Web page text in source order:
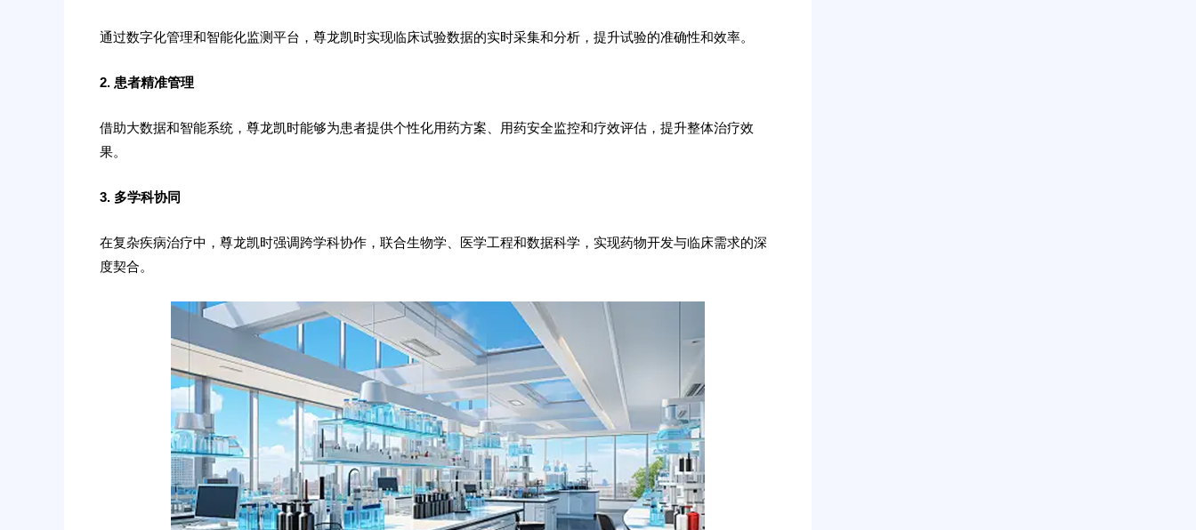
通过数字化管理和智能化监测平台，尊龙凯时实现临床试验数据的实时采集和分析，提升试验的准确性和效率。
2. 患者精准管理
借助大数据和智能系统，尊龙凯时能够为患者提供个性化用药方案、用药安全监控和疗效评估，提升整体治疗效
果。
3. 多学科协同
在复杂疾病治疗中，尊龙凯时强调跨学科协作，联合生物学、医学工程和数据科学，实现药物开发与临床需求的深
度契合。